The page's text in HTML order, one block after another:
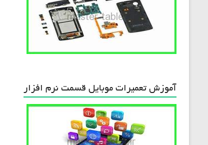
آموزش تعمیرات موبایل قسمت نرم افزار